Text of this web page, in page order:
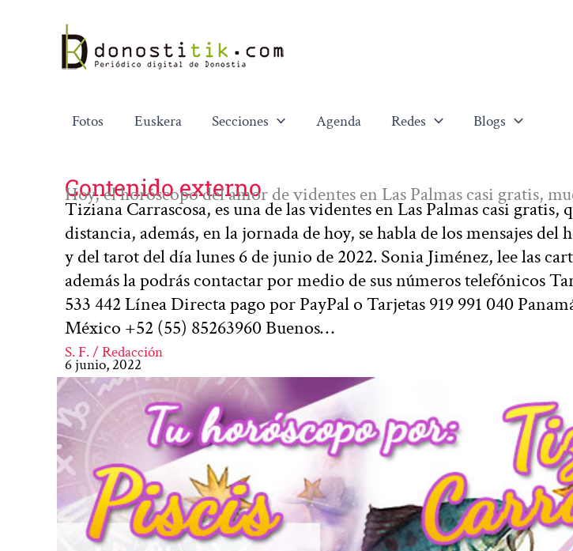
contenido
Fotos Euskera Secciones Agenda Redes Blogs
Contenido externo
Hoy, el horóscopo del amor de videntes en Las Palmas casi gratis,
Tiziana Carrascosa, es una de las videntes en Las Palmas casi gratis,
distancia, además, en la jornada de hoy, se habla de los mensajes
y del tarot del día lunes 6 de junio de 2022. Sonia Jiménez, lee las
además la podrás contactar por medio de sus números telefónicos
533 442 Línea Directa pago por PayPal o Tarjetas 919 991 040
México +52 (55) 85263960 Buenos…
S. F. / Redacción
6 junio, 2022